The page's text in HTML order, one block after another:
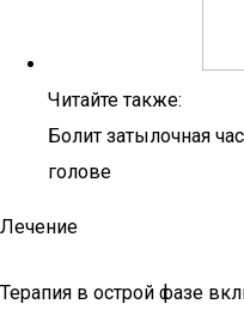
Читайте также:
Болит затылочная
голове
Лечение
Терапия в острой фазе